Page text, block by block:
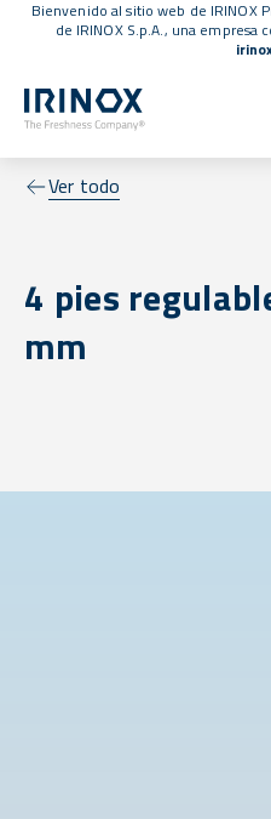
Bienvenido al sitio web de IRINOX
de IRINOX S.p.A., una empresa
Ver todo
4 pies
mm